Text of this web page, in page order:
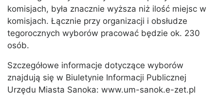
komisjach, była znacznie wyższa niż ilość miejsc w
komisjach. Łącznie przy organizacji i obsłudze
tegorocznych wyborów pracować będzie ok. 230
osób.
Szczegółowe informacje dotyczące wyborów
znajdują się w Biuletynie Informacji Publicznej
Urzędu Miasta Sanoka: www.um-sanok.e-zet.pl